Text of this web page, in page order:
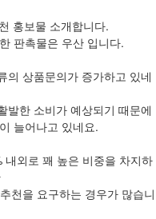
홍보물 소개합니다.
판촉물은 우산 입니다.
의 상품문의가 증가하고 있네
발한 소비가 예상되기 때문에
늘어나고 있네요.
외로 꽤 높은 비중을 차지하
천을 요구하는 경우가 많습니